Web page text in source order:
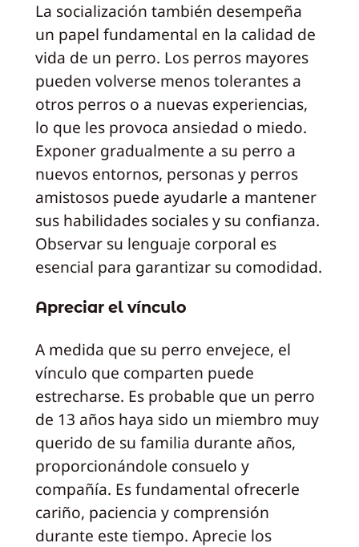
La socialización también desempeña
un papel fundamental en la calidad de
vida de un perro. Los perros mayores
pueden volverse menos tolerantes a
otros perros o a nuevas experiencias,
lo que les provoca ansiedad o miedo.
Exponer gradualmente a su perro a
nuevos entornos, personas y perros
amistosos puede ayudarle a mantener
sus habilidades sociales y su confianza.
Observar su lenguaje corporal es
esencial para garantizar su comodidad.
Apreciar el vínculo
A medida que su perro envejece, el
vínculo que comparten puede
estrecharse. Es probable que un perro
de 13 años haya sido un miembro muy
querido de su familia durante años,
proporcionándole consuelo y
compañía. Es fundamental ofrecerle
cariño, paciencia y comprensión
durante este tiempo. Aprecie los